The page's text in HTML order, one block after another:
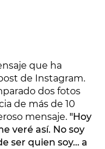
que ha
de Instagram.
dos fotos
de más de 10
mensaje. "Hoy
veré así. No soy
ser quien soy… a